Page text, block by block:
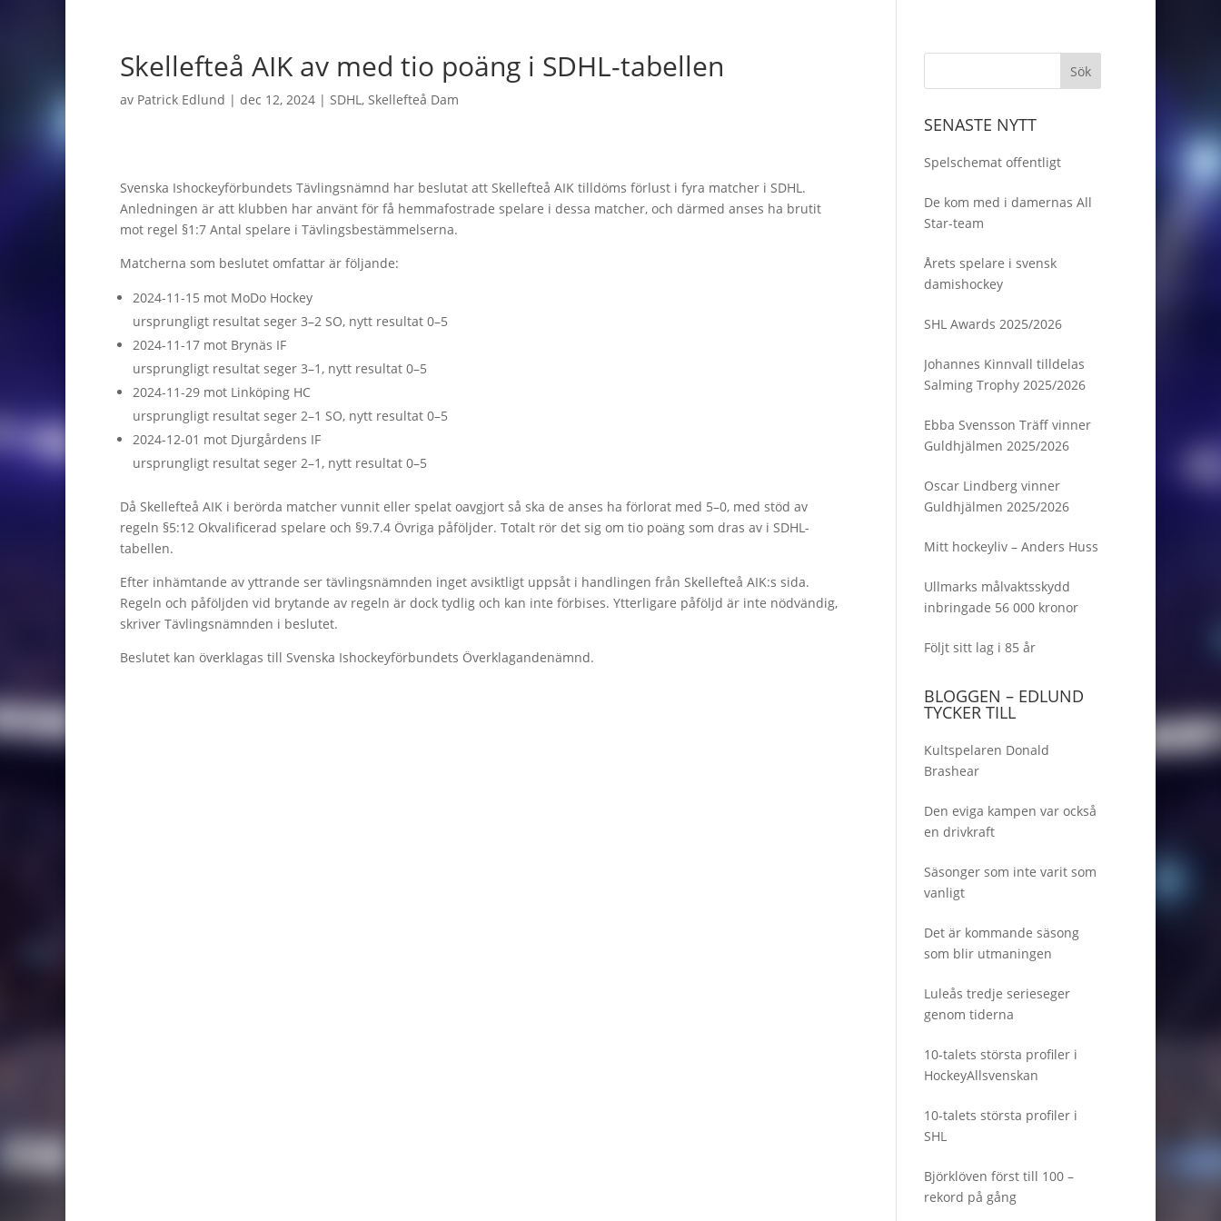
Skellefteå AIK av med tio poäng i SDHL-tabellen
av Patrick Edlund | dec 12, 2024 | SDHL, Skellefteå Dam
Svenska Ishockeyförbundets Tävlingsnämnd har beslutat att Skellefteå AIK tilldöms förlust i fyra matcher i SDHL.
Anledningen är att klubben har använt för få hemmafostrade spelare i dessa matcher, och därmed anses ha brutit
mot regel §1:7 Antal spelare i Tävlingsbestämmelserna.
Matcherna som beslutet omfattar är följande:
2024-11-15 mot MoDo Hockey
ursprungligt resultat seger 3–2 SO, nytt resultat 0–5
2024-11-17 mot Brynäs IF
ursprungligt resultat seger 3–1, nytt resultat 0–5
2024-11-29 mot Linköping HC
ursprungligt resultat seger 2–1 SO, nytt resultat 0–5
2024-12-01 mot Djurgårdens IF
ursprungligt resultat seger 2–1, nytt resultat 0–5
Då Skellefteå AIK i berörda matcher vunnit eller spelat oavgjort så ska de anses ha förlorat med 5–0, med stöd av
regeln §5:12 Okvalificerad spelare och §9.7.4 Övriga påföljder. Totalt rör det sig om tio poäng som dras av i SDHL-
tabellen.
Efter inhämtande av yttrande ser tävlingsnämnden inget avsiktligt uppsåt i handlingen från Skellefteå AIK:s sida.
Regeln och påföljden vid brytande av regeln är dock tydlig och kan inte förbises. Ytterligare påföljd är inte nödvändig,
skriver Tävlingsnämnden i beslutet.
Beslutet kan överklagas till Svenska Ishockeyförbundets Överklagandenämnd.
SENASTE NYTT
Spelschemat offentligt
De kom med i damernas All
Star-team
Årets spelare i svensk
damishockey
SHL Awards 2025/2026
Johannes Kinnvall tilldelas
Salming Trophy 2025/2026
Ebba Svensson Träff vinner
Guldhjälmen 2025/2026
Oscar Lindberg vinner
Guldhjälmen 2025/2026
Mitt hockeyliv – Anders Huss
Ullmarks målvaktsskydd
inbringade 56 000 kronor
Följt sitt lag i 85 år
BLOGGEN – EDLUND
TYCKER TILL
Kultspelaren Donald
Brashear
Den eviga kampen var också
en drivkraft
Säsonger som inte varit som
vanligt
Det är kommande säsong
som blir utmaningen
Luleås tredje serieseger
genom tiderna
10-talets största profiler i
HockeyAllsvenskan
10-talets största profiler i
SHL
Björklöven först till 100 –
rekord på gång